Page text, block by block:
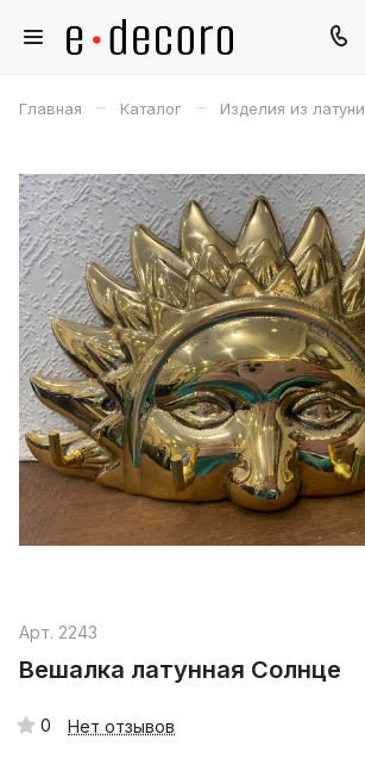
Главная – Каталог – Изделия из латуни
Арт. 2243
Вешалка латунная Солнце
0 Нет отзывов